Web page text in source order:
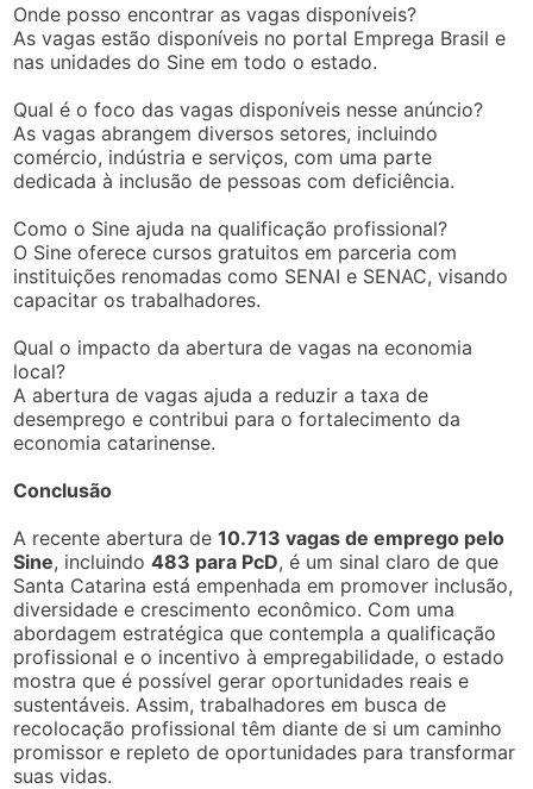
Onde posso encontrar as vagas disponíveis?
As vagas estão disponíveis no portal Emprega Brasil e
nas unidades do Sine em todo o estado.
Qual é o foco das vagas disponíveis nesse anúncio?
As vagas abrangem diversos setores, incluindo
comércio, indústria e serviços, com uma parte
dedicada à inclusão de pessoas com deficiência.
Como o Sine ajuda na qualificação profissional?
O Sine oferece cursos gratuitos em parceria com
instituições renomadas como SENAI e SENAC, visando
capacitar os trabalhadores.
Qual o impacto da abertura de vagas na economia
local?
A abertura de vagas ajuda a reduzir a taxa de
desemprego e contribui para o fortalecimento da
economia catarinense.
Conclusão
A recente abertura de10.713 vagas de emprego pelo
Sine, incluindo483 para PcD, é um sinal claro de que
Santa Catarina está empenhada em promover inclusão,
diversidade e crescimento econômico. Com uma
abordagem estratégica que contempla a qualificação
profissional e o incentivo à empregabilidade, o estado
mostra que é possível gerar oportunidades reais e
sustentáveis. Assim, trabalhadores em busca de
recolocação profissional têm diante de si um caminho
promissor e repleto de oportunidades para transformar
suas vidas.